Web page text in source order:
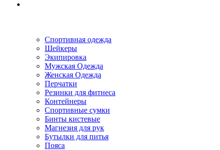
Спортивная одежда
Шейкеры
Экипировка
Мужская Одежда
Женская Одежда
Перчатки
Резинки для фитнеса
Контейнеры
Спортивные сумки
Бинты кистевые
Магнезия для рук
Бутылки для питья
Пояса